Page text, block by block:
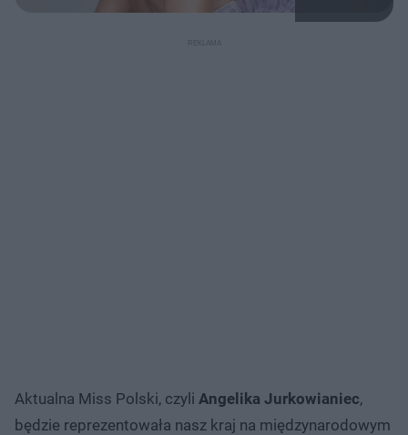
Aktualna Miss Polski, czyli Angelika Jurkowianiec,
będzie reprezentowała nasz kraj na międzynarodowym